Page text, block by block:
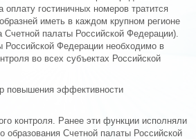
гостиничных номеров тратится
иметь в каждом крупном регионе
Счетной палаты Российской Федерации).
Российской Федерации необходимо в
во всех субъектах Российской
повышения эффективности
контроля. Ранее эти функции исполняли
образования Счетной палаты Российской